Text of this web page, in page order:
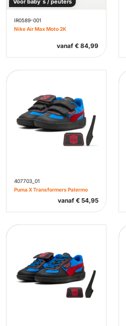
Voor baby`s / peuters
IR0589-001
Nike Air Max Moto 2K
vanaf € 84,99
407703_01
Puma X Transformers Palermo
vanaf € 54,95